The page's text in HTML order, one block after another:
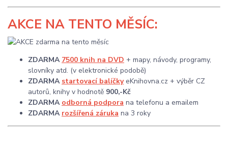
AKCE NA TENTO MĚSÍC:
ZDARMA 7500 knih na DVD + mapy, návody, programy,
slovníky atd. (v elektronické podobě)
ZDARMA startovací balíčkyeKnihovna.cz + výběr CZ
autorů, knihy v hodnotě 900,-Kč
ZDARMA odborná podpora na telefonu a emailem
ZDARMA rozšířená záruka na 3 roky